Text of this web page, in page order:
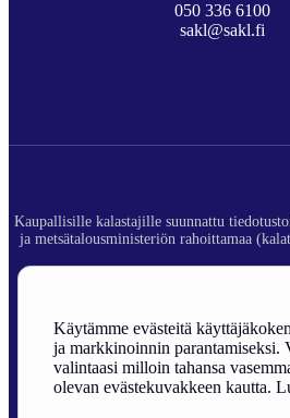
Käytämme evästeitä
ja markkinoinnin parantamiseksi.
valintaasi milloin tahansa
olevan evästekuvakkeen kautta.
050 336 6100
sakl@sakl.fi
Kaupallisille kalastajille suunnattu
ja metsätalousministeriön rahoittamaa
Rekisteriseloste
Sivuston toteutus